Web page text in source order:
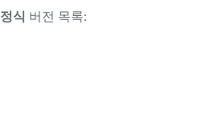
정식 버전 목록: